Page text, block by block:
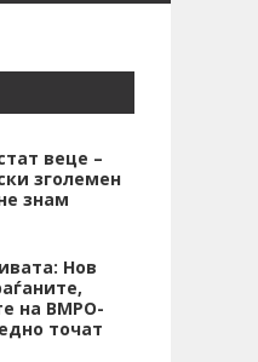
веце –
зголемен
знам
Нов
на ВМРО-
точат